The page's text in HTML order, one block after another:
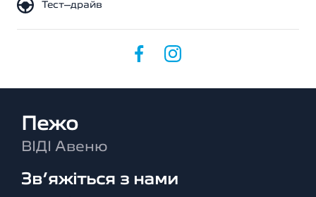
Тест–драйв
Пежо
ВІДІ Авеню
Зв’яжіться з нами